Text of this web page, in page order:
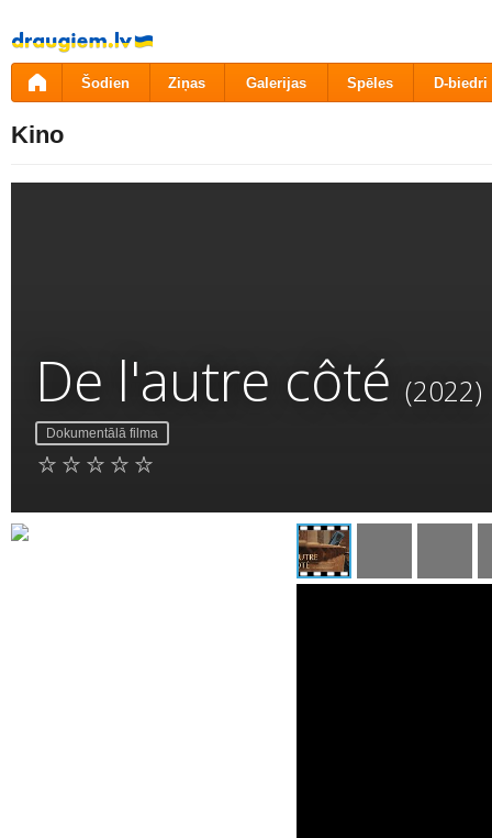
Pāriet
uz
saturu
Šodien Ziņas Galerijas Spēles D-biedri
Kino
De l'autre côté (2022)
Dokumentālā filma